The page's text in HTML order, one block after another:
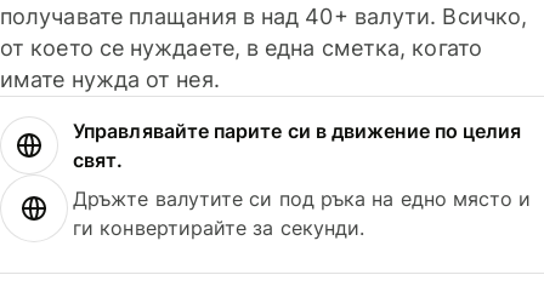
получавате плащания в над 40+ валути. Всичко,
от което се нуждаете, в една сметка, когато
имате нужда от нея.
Управлявайте парите си в движение по целия
свят.
Дръжте валутите си под ръка на едно място и
ги конвертирайте за секунди.